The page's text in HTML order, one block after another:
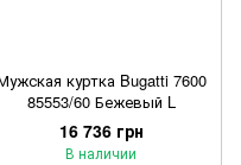
куртка Bugatti 7600
85553/60 Бежевый L
16 736 грн
В наличии